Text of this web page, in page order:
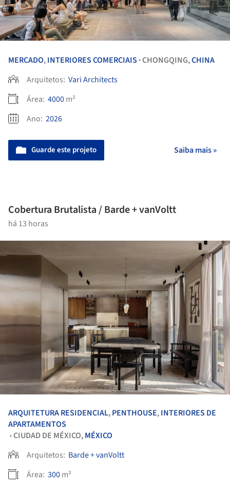
MERCADO,INTERIORES COMERCIAIS •CHONGQING,CHINA
Arquitetos: Vari Architects
Área: 4000m²
Ano: 2026
Guarde este projeto Saiba mais »
Cobertura Brutalista / Barde + vanVoltt
há 13 horas
ARQUITETURA RESIDENCIAL,PENTHOUSE,INTERIORES DE
APARTAMENTOS
•CIUDAD DE MÉXICO,MÉXICO
Arquitetos: Barde + vanVoltt
Área: 300m²